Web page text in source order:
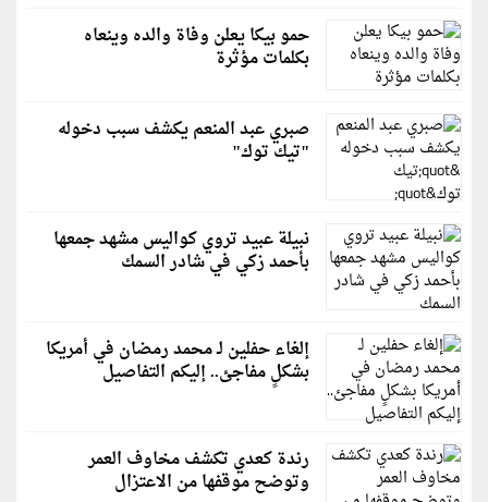
حمو بيكا يعلن وفاة والده وينعاه
بكلمات مؤثرة
صبري عبد المنعم يكشف سبب دخوله
"تيك توك"
نبيلة عبيد تروي كواليس مشهد جمعها
بأحمد زكي في شادر السمك
إلغاء حفلين لـ محمد رمضان في أمريكا
بشكلٍ مفاجئ.. إليكم التفاصيل
رندة كعدي تكشف مخاوف العمر
وتوضح موقفها من الاعتزال